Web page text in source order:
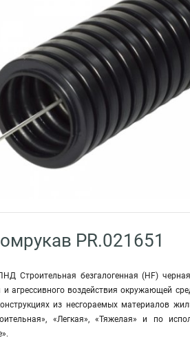
PR.021651
Строительная безгалогенная (HF)
и агрессивного воздействия окружающей
из несгораемых материалов
«Легкая», «Тяжелая» и по